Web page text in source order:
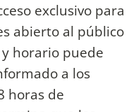
exclusivo para
abierto al público
horario puede
a los
horas de